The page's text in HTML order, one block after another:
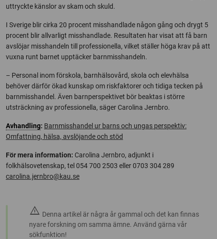
uttryckte känslor av skam och skuld.
I Sverige blir cirka 20 procent misshandlade någon gång och drygt 5
procent blir allvarligt misshandlade. Resultaten har visat att få barn
avslöjar misshandeln till professionella, vilket ställer höga krav på att
vuxna runt barnet upptäcker barnmisshandeln.
– Personal inom förskola, barnhälsovård, skola och elevhälsa
behöver därför ökad kunskap om riskfaktorer och tidiga tecken på
barnmisshandel. Även barnperspektivet bör beaktas i större
utsträckning av professionella, säger Carolina Jernbro.
Avhandling: Barnmisshandel ur barns och ungas perspektiv:
Omfattning, hälsa, avslöjande och stöd
För mera information: Carolina Jernbro, adjunkt i
folkhälsovetenskap, tel 054 700 2503 eller 0703 304 289
carolina.jernbro@kau.se
warning Denna artikel är några år gammal och det kan finnas
nyare forskning om samma ämne. Använd gärna vår
sökfunktion!